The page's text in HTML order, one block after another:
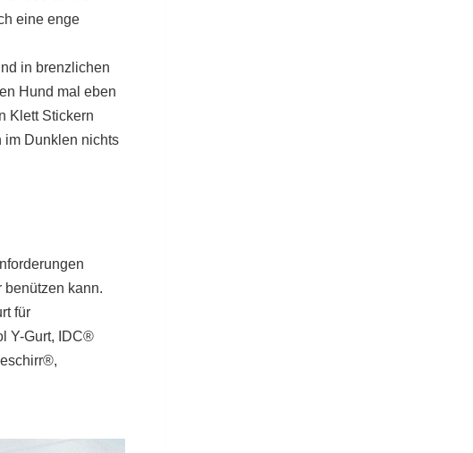
eine enge
in brenzlichen
Hund mal eben
Klett Stickern
im Dunklen nichts
benützen kann.
für
Y-Gurt, IDC®